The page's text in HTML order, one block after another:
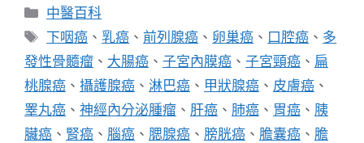
分
類
中醫百科
標
籤
下咽癌 、 乳癌 、前列腺癌 、 卵巢癌 、 口腔癌 、 多
發性骨髓瘤 、 大腸癌 、 子宮內膜癌 、 子宮頸癌 、 扁
桃腺癌 、 攝護腺癌 、 淋巴癌 、 甲狀腺癌 、 皮膚癌 、
睪丸癌 、 神經內分泌腫瘤 、 肝癌 、 肺癌 、 胃癌 、 胰
臟癌 、 腎癌 、 腦癌 、 腮腺癌 、 膀胱癌 、 膽囊癌 、 膽